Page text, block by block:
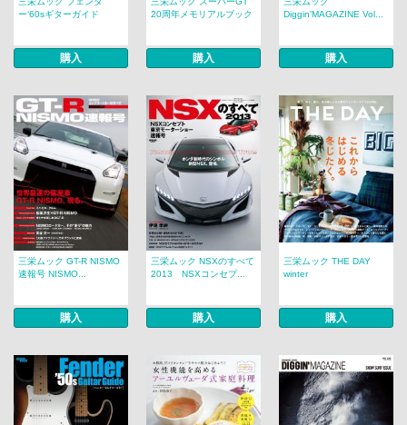
ー‘60sギターガイド
購入
20周年メモリアルブック
購入
Diggin’MAGAZINE Vol...
購入
三栄ムック GT-R NISMO
速報号 NISMO...
購入
三栄ムック NSXのすべて
2013 NSXコンセプ...
購入
三栄ムック THE DAY
winter
購入